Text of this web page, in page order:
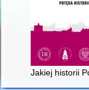
Jakiej historii